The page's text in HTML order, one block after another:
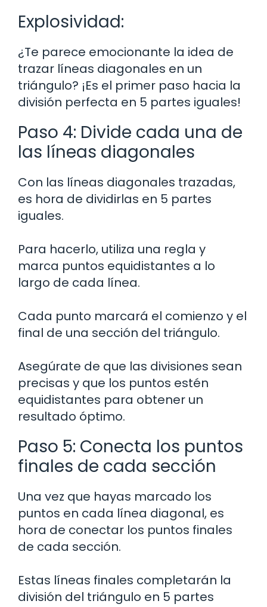
Explosividad:
¿Te parece emocionante la idea de
trazar líneas diagonales en un
triángulo? ¡Es el primer paso hacia la
división perfecta en 5 partes iguales!
Paso 4: Divide cada una de
las líneas diagonales
Con las líneas diagonales trazadas,
es hora de dividirlas en 5 partes
iguales.
Para hacerlo, utiliza una regla y
marca puntos equidistantes a lo
largo de cada línea.
Cada punto marcará el comienzo y el
final de una sección del triángulo.
Asegúrate de que las divisiones sean
precisas y que los puntos estén
equidistantes para obtener un
resultado óptimo.
Paso 5: Conecta los puntos
finales de cada sección
Una vez que hayas marcado los
puntos en cada línea diagonal, es
hora de conectar los puntos finales
de cada sección.
Estas líneas finales completarán la
división del triángulo en 5 partes